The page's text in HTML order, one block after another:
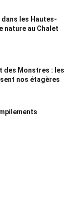
les Hautes-
nature au Chalet
des Monstres : les
nos étagères